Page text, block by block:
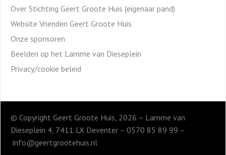
Over Stichting Geert Groote Huis (eigenaar pand)
Website Vrienden Geert Groote Huis
Onze sponsoren
Beelden op het Lamme van Dieseplein
Privacy/cookie beleid
© Copyright Geert Groote Huis, 2026 – Lamme van
Dieseplein 4, 7411 LX Deventer – 0570 85 89 99 –
info@geertgrootehuis.nl